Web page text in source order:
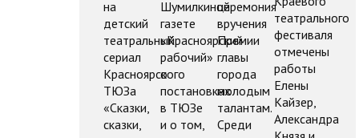
на
детский
театральный
сериал
Красноярского
ТЮЗа
«Сказки,
сказки,
Шумилкиной
газете
«Красноярский
рабочий»
о
постановках
в ТЮЗе
и о том,
церемония
вручения
Премии
главы
города
молодым
талантам.
Среди
театрального
фестиваля
отмечены
работы
Елены
Кайзер,
Александра